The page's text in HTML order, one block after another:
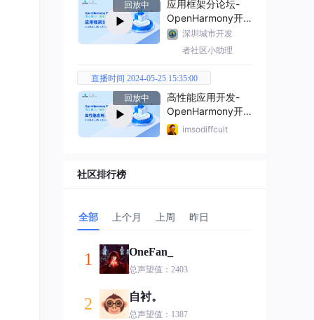
回放中
应用框架分论坛-
OpenHarmony开
发者大会2024
深圳城市开发
者社区小助理
直播时间 2024-05-25 15:35:00
回放中
高性能应用开发-
OpenHarmony开
发者大会2024
imsodiffcult
社区排行榜
全部 上个月 上周 昨日
1 OneFan_
总声望值：2403
2 自衬。
总声望值：1387